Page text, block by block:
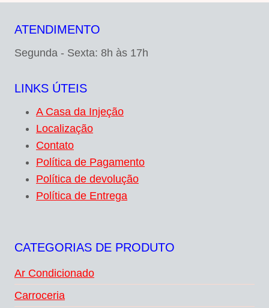
ATENDIMENTO
Segunda - Sexta: 8h às 17h
LINKS ÚTEIS
A Casa da Injeção
Localização
Contato
Política de Pagamento
Política de devolução
Política de Entrega
CATEGORIAS DE PRODUTO
Ar Condicionado
Carroceria